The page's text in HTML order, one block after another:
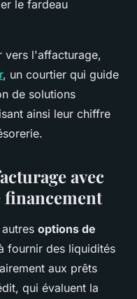
le fardeau
vers l'affacturage,
, un courtier qui guide
de solutions
ainsi leur chiffre
avec
financement
options de
fournir des liquidités
aux prêts
qui évaluent la